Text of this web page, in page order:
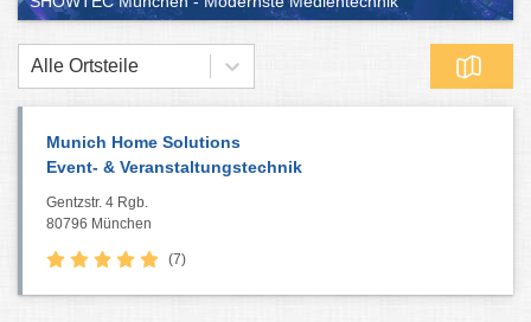
Alle Ortsteile
Munich Home Solutions
Event- & Veranstaltungstechnik
Gentzstr. 4 Rgb.
80796 München
(7)